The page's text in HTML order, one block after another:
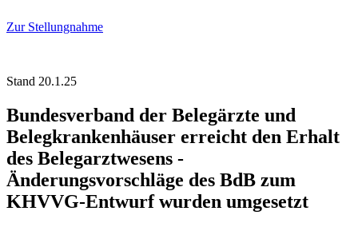
Zur Stellungnahme
Stand 20.1.25
Bundesverband der Belegärzte und
Belegkrankenhäuser erreicht den Erhalt
des Belegarztwesens -
Änderungsvorschläge des BdB zum
KHVVG-Entwurf wurden umgesetzt